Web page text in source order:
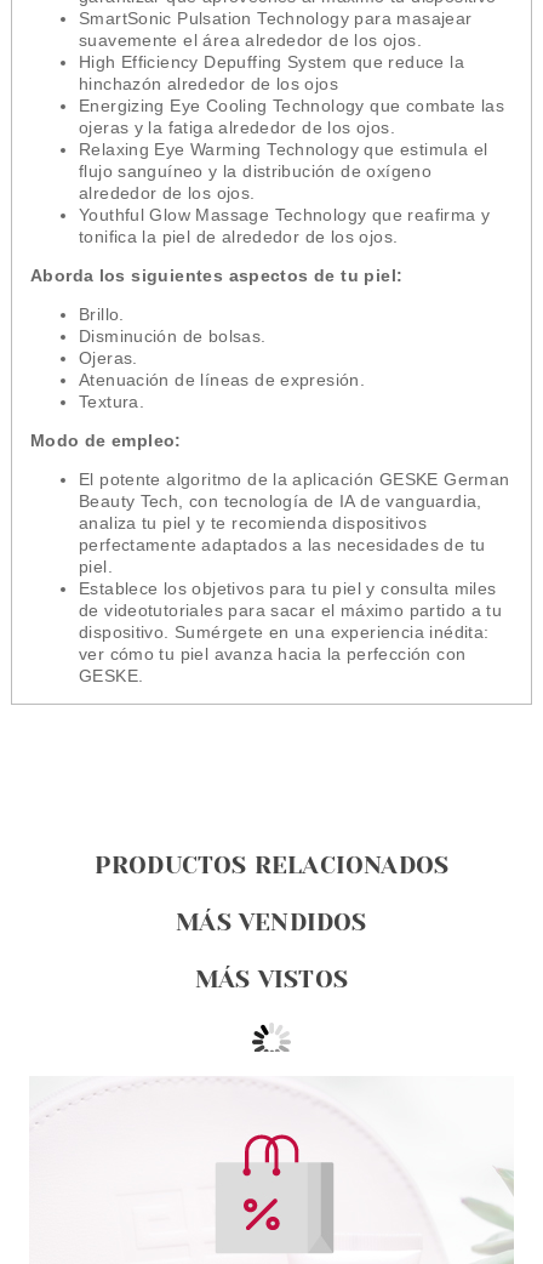
SmartSonic Pulsation Technology para masajear
suavemente el área alrededor de los ojos.
High Efficiency Depuffing System que reduce la
hinchazón alrededor de los ojos
Energizing Eye Cooling Technology que combate las
ojeras y la fatiga alrededor de los ojos.
Relaxing Eye Warming Technology que estimula el
flujo sanguíneo y la distribución de oxígeno
alrededor de los ojos.
Youthful Glow Massage Technology que reafirma y
tonifica la piel de alrededor de los ojos.
Aborda los siguientes aspectos de tu piel:
Brillo.
Disminución de bolsas.
Ojeras.
Atenuación de líneas de expresión.
Textura.
Modo de empleo:
El potente algoritmo de la aplicación GESKE German
Beauty Tech, con tecnología de IA de vanguardia,
analiza tu piel y te recomienda dispositivos
perfectamente adaptados a las necesidades de tu
piel.
Establece los objetivos para tu piel y consulta miles
de videotutoriales para sacar el máximo partido a tu
dispositivo. Sumérgete en una experiencia inédita:
ver cómo tu piel avanza hacia la perfección con
GESKE.
PRODUCTOS RELACIONADOS
MÁS VENDIDOS
MÁS VISTOS